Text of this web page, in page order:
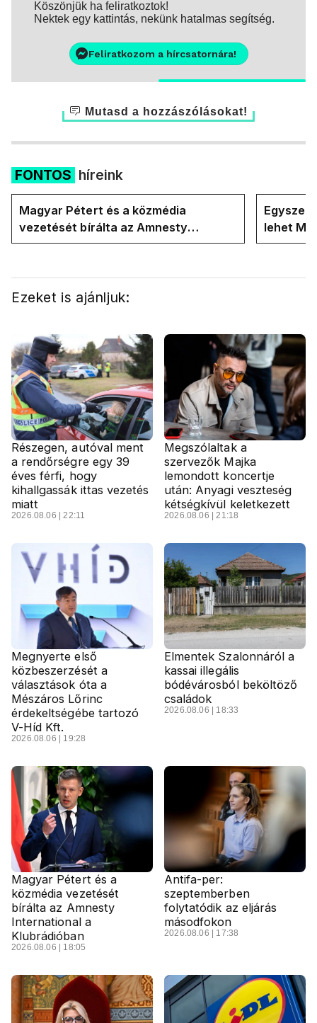
Köszönjük ha feliratkoztok!
Nektek egy kattintás, nekünk hatalmas segítség.
Feliratkozom a hírcsatornára!
Mutasd a hozzászólásokat!
FONTOS híreink
Magyar Pétert és a közmédia
vezetését bírálta az Amnesty
International a Klubrádióban
lehet
Ezeket is ajánljuk:
Részegen, autóval ment
a rendőrségre egy 39
éves férfi, hogy
kihallgassák ittas vezetés
miatt
2026.08.06 | 22:11
Megszólaltak a
szervezők Majka
lemondott koncertje
után: Anyagi veszteség
kétségkívül keletkezett
2026.08.06 | 21:18
Megnyerte első
közbeszerzését a
választások óta a
Mészáros Lőrinc
érdekeltségébe tartozó
V-Híd Kft.
2026.08.06 | 19:28
Elmentek Szalonnáról a
kassai illegális
bódévárosból beköltöző
családok
2026.08.06 | 18:33
Magyar Pétert és a
közmédia vezetését
bírálta az Amnesty
International a
Klubrádióban
2026.08.06 | 18:05
Antifa-per:
szeptemberben
folytatódik az eljárás
másodfokon
2026.08.06 | 17:38